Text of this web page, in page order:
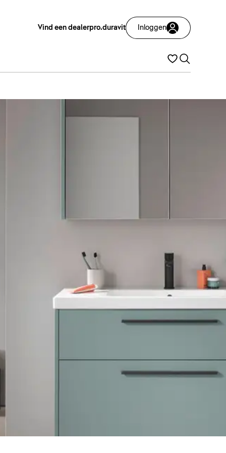
Vind een dealerpro.duravit Inloggen